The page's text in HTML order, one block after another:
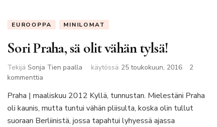
EUROOPPA MINILOMAT
Sori Praha, sä olit vähän tylsä!
Tekijä Sonja Tien paalla käytössä 25 toukokuun, 2016
2
kommenttia
Praha,
sä
olit
Praha | maaliskuu 2012 Kyllä, tunnustan. Mielestäni Praha
oli kaunis, mutta tuntui vähän pliisulta, koska olin tullut
suoraan Berliinistä, jossa tapahtui lyhyessä ajassa